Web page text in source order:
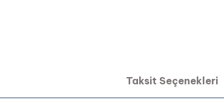
Taksit Seçenekleri